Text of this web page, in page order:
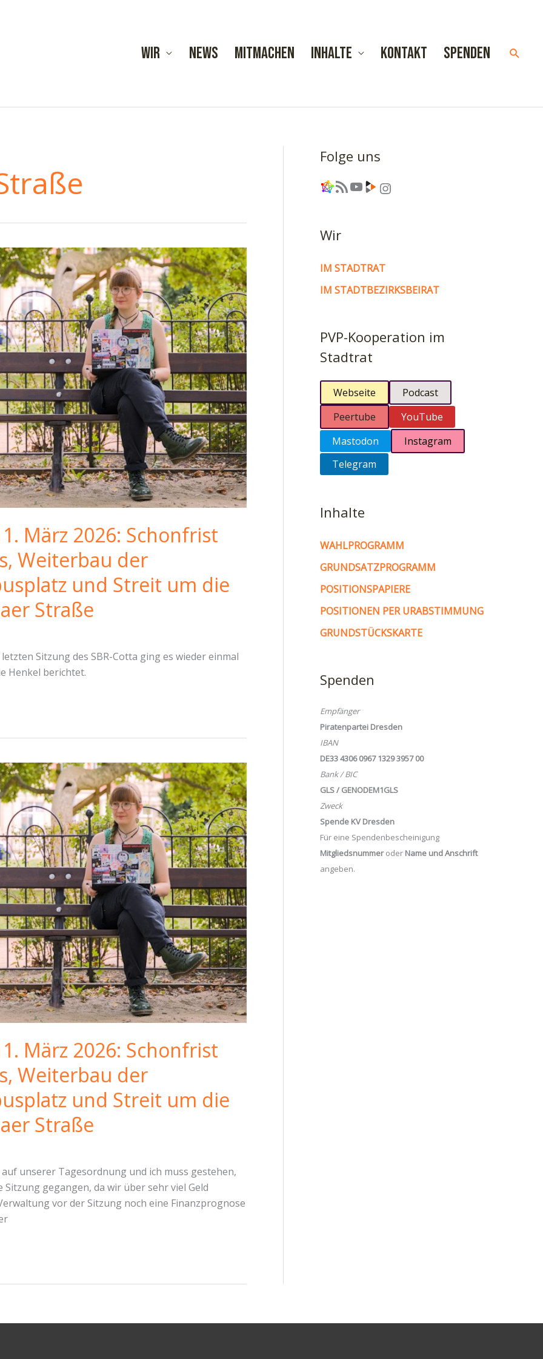
Wir News Mitmachen Inhalte Kontakt Spenden
März 2026: Schonfrist
Weiterbau der
und Streit um die
Straße
Sitzung des SBR-Cotta ging es wieder einmal
Henkel berichtet.
März 2026: Schonfrist
Weiterbau der
und Streit um die
Straße
unserer Tagesordnung und ich muss gestehen,
gegangen, da wir über sehr viel Geld
vor der Sitzung noch eine Finanzprognose
Folge uns
Link RSS-Feed YouTube Link Instagram
Wir
IM STADTRAT
IM STADTBEZIRKSBEIRAT
PVP-Kooperation im
Stadtrat
Webseite
Podcast
Peertube
YouTube
Mastodon
Instagram
Telegram
Inhalte
WAHLPROGRAMM
GRUNDSATZPROGRAMM
POSITIONSPAPIERE
POSITIONEN PER URABSTIMMUNG
GRUNDSTÜCKSKARTE
Spenden
Empfänger
Piratenpartei Dresden
IBAN
DE33 4306 0967 1329 3957 00
Bank / BIC
GLS / GENODEM1GLS
Zweck
Spende KV Dresden
Für eine Spendenbescheinigung
Mitgliedsnummeroder Name und Anschrift
angeben.